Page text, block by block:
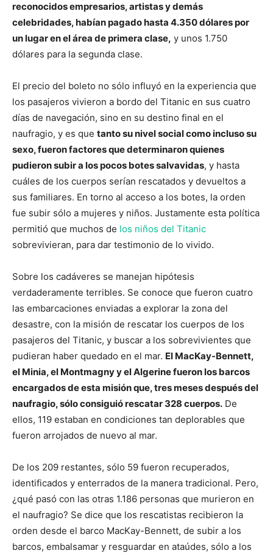
reconocidos empresarios, artistas y demás
celebridades, habían pagado hasta 4.350 dólares por
un lugar en el área de primera clase, y unos 1.750
dólares para la segunda clase.
El precio del boleto no sólo influyó en la experiencia que
los pasajeros vivieron a bordo del Titanic en sus cuatro
días de navegación, sino en su destino final en el
naufragio, y es que tanto su nivel social como incluso su
sexo, fueron factores que determinaron quienes
pudieron subir a los pocos botes salvavidas, y hasta
cuáles de los cuerpos serían rescatados y devueltos a
sus familiares. En torno al acceso a los botes, la orden
fue subir sólo a mujeres y niños. Justamente esta política
permitió que muchos de los niños del Titanic
sobrevivieran, para dar testimonio de lo vivido.
Sobre los cadáveres se manejan hipótesis
verdaderamente terribles. Se conoce que fueron cuatro
las embarcaciones enviadas a explorar la zona del
desastre, con la misión de rescatar los cuerpos de los
pasajeros del Titanic, y buscar a los sobrevivientes que
pudieran haber quedado en el mar. El MacKay-Bennett,
el Minia, el Montmagny y el Algerine fueron los barcos
encargados de esta misión que, tres meses después del
naufragio, sólo consiguió rescatar 328 cuerpos. De
ellos, 119 estaban en condiciones tan deplorables que
fueron arrojados de nuevo al mar.
De los 209 restantes, sólo 59 fueron recuperados,
identificados y enterrados de la manera tradicional. Pero,
¿qué pasó con las otras 1.186 personas que murieron en
el naufragio? Se dice que los rescatistas recibieron la
orden desde el barco MacKay-Bennett, de subir a los
barcos, embalsamar y resguardar en ataúdes, sólo a los